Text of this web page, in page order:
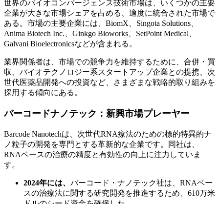
世界のバイオコンバージェンス技術市場は、いくつかの主要
企業が大きな市場シェアを占める、適度に統合された市場で
ある。市場の主要企業には、BiomX、Singota Solutions、
Anima Biotech Inc.、Ginkgo Bioworks、SetPoint Medical、
Galvani Bioelectronicsなどが含まれる。
業界関係者は、市場での競争力を維持するために、合併・買
収、バイオテクノロジー系スタートアップ企業との提携、次
世代医薬品開発への投資など、さまざまな戦略的取り組みを
採用する傾向にある。
バーコードナノテック：新興市場プレーヤー
Barcode Nanotechは、次世代RNA療法のための標的特異的ナ
ノ粒子の開発を専門とする革新的な企業です。同社は、
RNAベースの治療の精度と有効性の向上に注力していま
す。
2024年には、 バーコード・ナノテック社は、RNAベー
スの治療法に関する研究開発を推進するため、610万米